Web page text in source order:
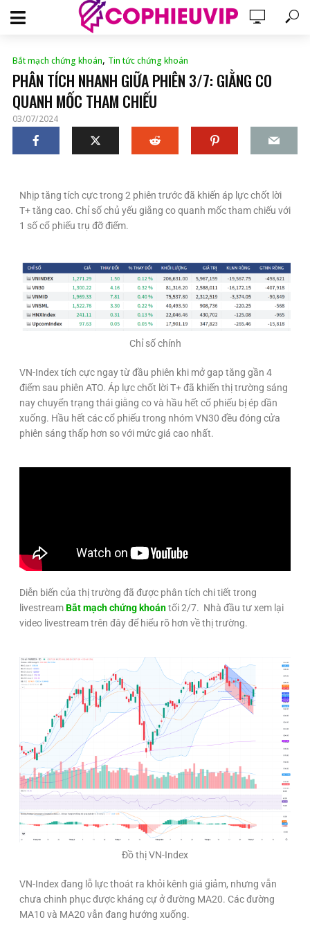
Bắt mạch chứng khoán, Tin tức chứng khoán
PHÂN TÍCH NHANH GIỮA PHIÊN 3/7: GIẰNG CO
QUANH MỐC THAM CHIẾU
03/07/2024
Nhịp tăng tích cực trong 2 phiên trước đã khiến áp lực chốt lời
T+ tăng cao. Chỉ số chủ yếu giằng co quanh mốc tham chiếu với
1 số cổ phiếu trụ đỡ điểm.
Chỉ số chính
VN-Index tích cực ngay từ đầu phiên khi mở gap tăng gần 4
điểm sau phiên ATO. Áp lực chốt lời T+ đã khiến thị trường sáng
nay chuyển trạng thái giằng co và hầu hết cổ phiếu bị ép dần
xuống. Hầu hết các cổ phiếu trong nhóm VN30 đều đóng cửa
phiên sáng thấp hơn so với mức giá cao nhất.
Diễn biến của thị trường đã được phân tích chi tiết trong
livestreamBắt mạch chứng khoántối 2/7. Nhà đầu tư xem lại
video livestream trên đây để hiểu rõ hơn về thị trường.
Đồ thị VN-Index
VN-Index đang lỗ lực thoát ra khỏi kênh giá giảm, nhưng vẫn
chưa chinh phục được kháng cự ở đường MA20. Các đường
MA10 và MA20 vẫn đang hướng xuống.